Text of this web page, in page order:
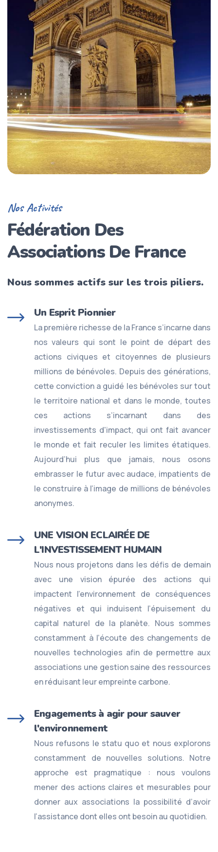
Nos Activités
Fédération Des
Associations De France
Nous sommes actifs sur les trois piliers.
Un Esprit Pionnier
La première richesse de la France s’incarne dans
nos valeurs qui sont le point de départ des
actions civiques et citoyennes de plusieurs
millions de bénévoles. Depuis des générations,
cette conviction a guidé les bénévoles sur tout
le territoire national et dans le monde, toutes
ces actions s’incarnant dans des
investissements d'impact, qui ont fait avancer
le monde et fait reculer les limites étatiques.
Aujourd’hui plus que jamais, nous osons
embrasser le futur avec audace, impatients de
le construire à l’image de millions de bénévoles
anonymes.
UNE VISION ECLAIRÉE DE
L'INVESTISSEMENT HUMAIN
Nous nous projetons dans les défis de demain
avec une vision épurée des actions qui
impactent l’environnement de conséquences
négatives et qui induisent l’épuisement du
capital naturel de la planète. Nous sommes
constamment à l’écoute des changements de
nouvelles technologies afin de permettre aux
associations une gestion saine des ressources
en réduisant leur empreinte carbone.
Engagements à agir pour sauver
l'environnement
Nous refusons le statu quo et nous explorons
constamment de nouvelles solutions. Notre
approche est pragmatique : nous voulons
mener des actions claires et mesurables pour
donner aux associations la possibilité d’avoir
l’assistance dont elles ont besoin au quotidien.